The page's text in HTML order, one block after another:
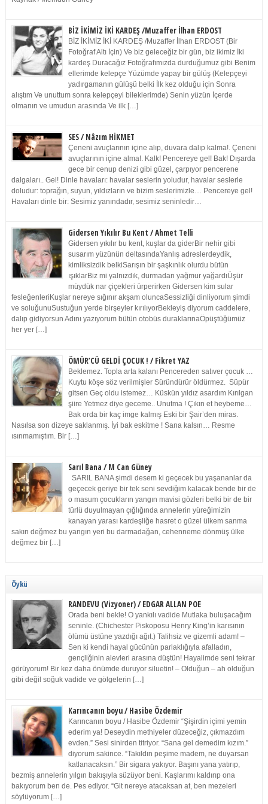
BİZ İKİMİZ İKİ KARDEŞ /Muzaffer İlhan ERDOST
BİZ İKİMİZ İKİ KARDEŞ /Muzaffer İlhan ERDOST (Bir
Fotoğraf Altı İçin) Ve biz geleceğiz bir gün, biz ikimiz İki
kardeş Duracağız Fotoğrafımızda durduğumuz gibi Benim
ellerimde kelepçe Yüzümde yapay bir gülüş (Kelepçeyi
yadırgamanın gülüşü belki İlk kez olduğu için Sonra
alıştım Ve unuttum sonra kelepçeyi bileklerimde) Senin yüzün İçerde
olmanın ve umudun arasında Ve ilk […]
SES / Nâzım HİKMET
Çeneni avuçlarının içine alıp, duvara dalıp kalma!. Çeneni
avuçlarının içine alma!. Kalk! Pencereye gel! Bak! Dışarda
gece bir cenup denizi gibi güzel, çarpıyor pencerene
dalgaları.. Gel! Dinle havaları: havalar seslerin yoludur, havalar seslerle
doludur: toprağın, suyun, yıldızların ve bizim seslerimizle… Pencereye gel!
Havaları dinle bir: Sesimiz yanındadır, sesimiz seninledir…
Gidersen Yıkılır Bu Kent / Ahmet Telli
Gidersen yıkılır bu kent, kuşlar da giderBir nehir gibi
susarım yüzünün deltasındaYanlış adreslerdeydik,
kimliksizdik belkiSarışın bir şaşkınlık olurdu bütün
ışıklarBiz mi yalnızdık, durmadan yağmur yağardıÜşür
müydük nar çiçekleri ürperirken Gidersen kim sular
fesleğenleriKuşlar nereye sığınır akşam oluncaSessizliği dinliyorum şimdi
ve soluğunuSustuğun yerde birşeyler kırılıyorBekleyiş diyorum caddelere,
dalıp gidiyorsun Adını yazıyorum bütün otobüs duraklarınaÖpüştüğümüz
her yer […]
ÖMÜR’CÜ GELDİ ÇOCUK ! / Fikret YAZ
Beklemez. Topla arta kalanı Pencereden satıver çocuk …
Kuytu köşe söz verilmişler Süründürür öldürmez. Süpür
gitsen Geç oldu istemez… Küskün yıldız asardım Kırılgan
şiire Yetmez diye geceme.. Unutma ! Çıkın et heybeme…
Bak orda bir kaç imge kalmış Eski bir Şair’den miras.
Nasılsa son dizeye saklanmış. İyi bak eskitme ! Sana kalsın… Resme
ısınmamıştım. Bir […]
Sarıl Bana / M Can Güney
SARIL BANA şimdi desem ki geçecek bu yaşananlar da
geçecek geriye bir tek seni sevdiğim kalacak bende bir de
o masum çocukların yangın mavisi gözleri belki bir de bir
türlü duyulmayan çığlığında annelerin yüreğimizin
kanayan yarası kardeşliğe hasret o güzel ülkem sanma
sakın değmez bu yangın yeri bu darmadağan, cehenneme dönmüş ülke
değmez bir […]
Öykü
RANDEVU (Vizyoner) / EDGAR ALLAN POE
Orada beni bekle! O yankılı vadide Mutlaka buluşacağım
seninle. (Chichester Piskoposu Henry King’in karısının
ölümü üstüne yazdığı ağıt.) Talihsiz ve gizemli adam! –
Sen ki kendi hayal gücünün parlaklığıyla afalladın,
gençliğinin alevleri arasına düştün! Hayalimde seni tekrar
görüyorum! Bir kez daha önümde duruyor siluetin! – Olduğun – ah olduğun
gibi değil soğuk vadide ve gölgelerin […]
Karıncanın boyu / Hasibe Özdemir
Karıncanın boyu / Hasibe Özdemir “Şişirdin içimi yemin
ederim ya! Deseydin methiyeler düzeceğiz, çıkmazdım
evden.” Sesi sinirden titriyor. “Sana gel demedim kızım.”
diyorum sakince. “Takıldın peşime madem, ne duyarsan
katlanacaksın.” Bir sigara yakıyor. Başını yana yatırıp,
bezmiş annelerin yılgın bakışıyla süzüyor beni. Kaşlarımı kaldırıp ona
bakıyorum ben de. Pes ediyor. “Git nereye atacaksan at, ben mezeleri
söylüyorum […]